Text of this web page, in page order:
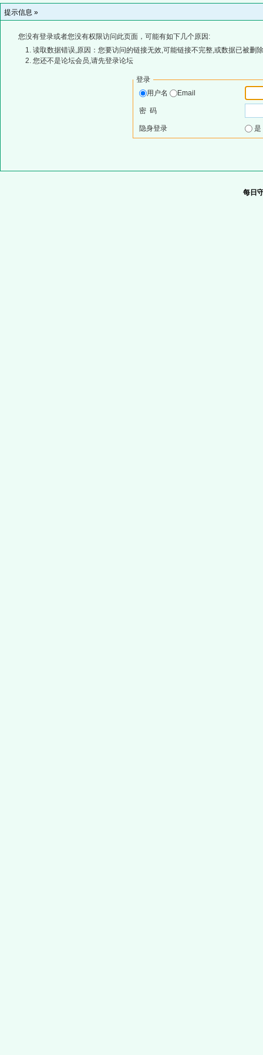
提示信息 »
您没有登录或者您没有权限访问此页面，可能有如下几个原因:
读取数据错误,原因：您要访问的链接无效,可能链接不完整,或数据已被删
您还不是论坛会员,请先登录论坛
登录
用户名
Email
密 码
隐身登录
每日